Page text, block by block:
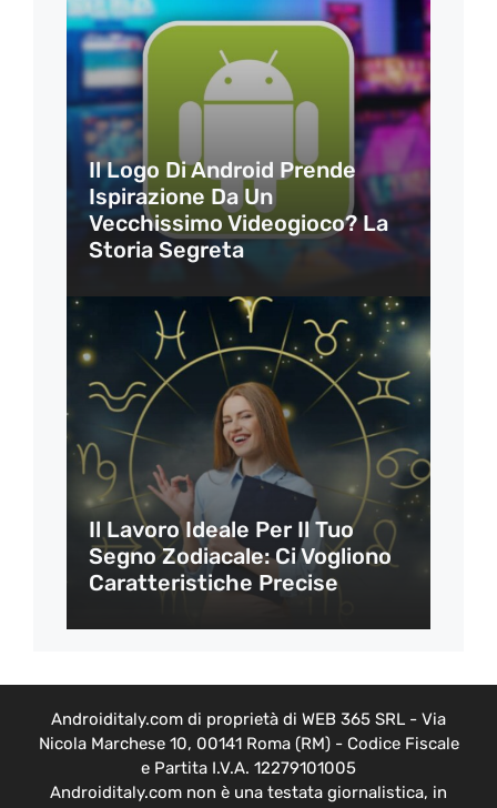
Il Logo Di Android Prende
Ispirazione Da Un
Vecchissimo Videogioco? La
Storia Segreta
Il Lavoro Ideale Per Il Tuo
Segno Zodiacale: Ci Vogliono
Caratteristiche Precise
Androiditaly.com di proprietà di WEB 365 SRL - Via
Nicola Marchese 10, 00141 Roma (RM) - Codice Fiscale
e Partita I.V.A. 12279101005
Androiditaly.com non è una testata giornalistica, in